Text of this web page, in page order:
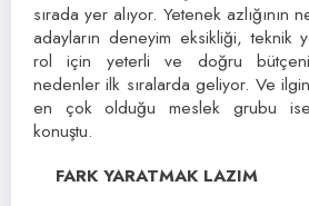
sırada yer alıyor. Yetenek azlığının
adayların deneyim eksikliği, teknik
rol için yeterli ve doğru
nedenler ilk sıralarda geliyor. Ve
en çok olduğu meslek grubu
konuştu.
FARK YARATMAK LAZIM